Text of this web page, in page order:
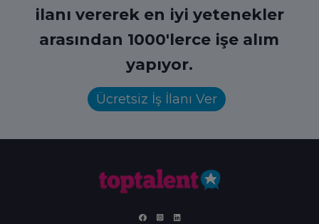
ilanı vererek en iyi yetenekler
arasından 1000'lerce işe alım
yapıyor.
Ücretsiz İş İlanı Ver